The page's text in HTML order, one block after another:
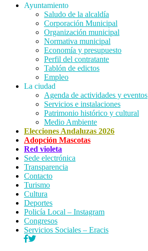
Menu
Ayuntamiento
Saludo de la alcaldía
Corporación Municipal
Organización municipal
Normativa municipal
Economía y presupuesto
Perfil del contratante
Tablón de edictos
Empleo
La ciudad
Agenda de actividades y eventos
Servicios e instalaciones
Patrimonio histórico y cultural
Medio Ambiente
Elecciones Andaluzas 2026
Adopción Mascotas
Red violeta
Sede electrónica
Transparencia
Contacto
Turismo
Cultura
Deportes
Policía Local – Instagram
Congresos
Servicios Sociales – Eracis